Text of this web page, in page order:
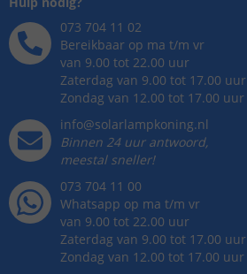
073 704 11 02
Bereikbaar op ma t/m vr
van 9.00 tot 22.00 uur
Zaterdag van 9.00 tot 17.00 uur
Zondag van 12.00 tot 17.00 uur
info@solarlampkoning.nl
Binnen 24 uur antwoord,
meestal sneller!
073 704 11 00
Whatsapp op ma t/m vr
van 9.00 tot 22.00 uur
Zaterdag van 9.00 tot 17.00 uur
Zondag van 12.00 tot 17.00 uur